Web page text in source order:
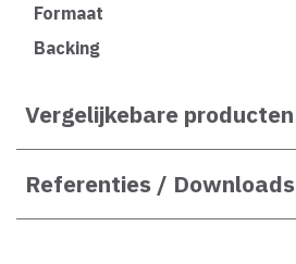
Formaat
Backing
Vergelijkebare producten
Referenties / Downloads